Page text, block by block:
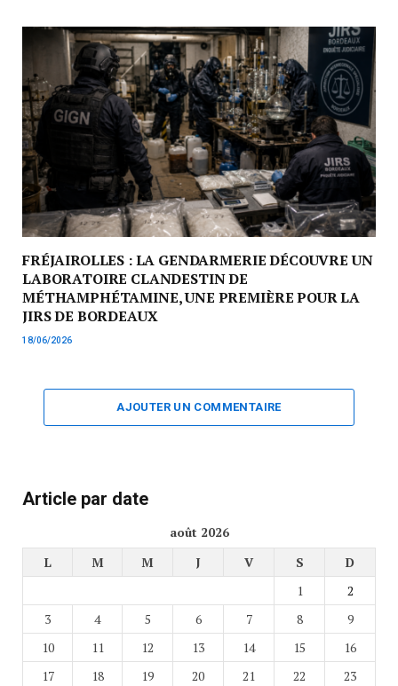
FRÉJAIROLLES : LA GENDARMERIE DÉCOUVRE UN
LABORATOIRE CLANDESTIN DE
MÉTHAMPHÉTAMINE, UNE PREMIÈRE POUR LA
JIRS DE BORDEAUX
18/06/2026
AJOUTER UN COMMENTAIRE
Article par date
août 2026
L
M M J V S
D
1
2
3
4 5 6 7 8
9
10
11 12 13 14 15
16
17
18 19 20 21 22
23